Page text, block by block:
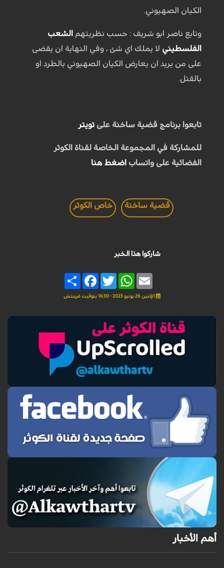
الكيان الصهيوني.
وتابع ناصر ابو شريف : حسب نظريتهم الشعب
الفلسطيني لا يملك اي شئ ، وفي النهاية ان يقضى
على من يريد ان يعارض الكيان الصهيوني بالطرد او
بالقتل.
تابعوا برنامج قضية ساخنة على تويتر
للمشاركة في المجموعة الخاصة لقناة الكوثر
الفضائية على واتساب اضغط هنا
قضية ساخنة خاص الكوثر
شاركوا هذا الخبر
Share
FacebookTwitter
WhatsAppEmail
الإثنين 26 يونيو 2023 - 16:30 بتوقيت غرينتش
أهم الأخبار